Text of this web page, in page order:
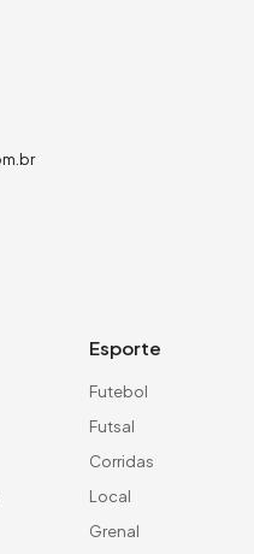
Esporte
Futebol
Futsal
Corridas
Local
Grenal